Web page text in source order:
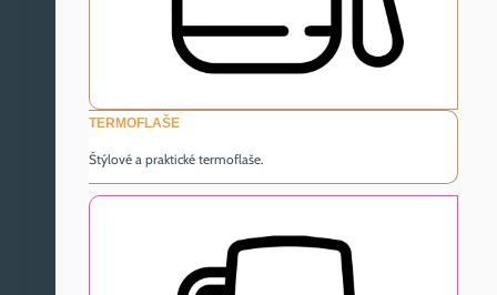
TERMOFLAŠE
Štýlové a praktické termoflaše.